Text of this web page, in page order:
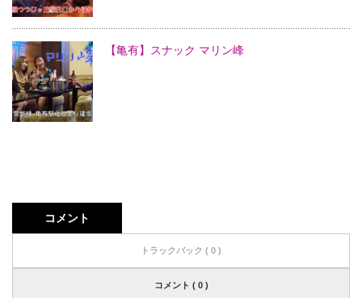
【亀有】スナック マリン峰
コメント
トラックバック ( 0 )
コメント ( 0 )